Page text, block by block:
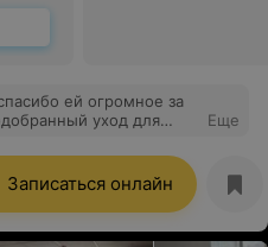
уход для
Еще
Записаться онлайн